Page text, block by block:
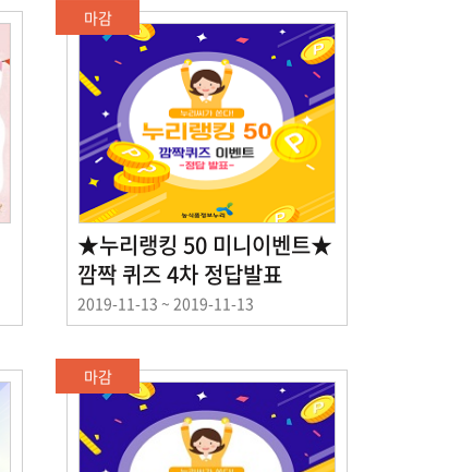
★누리랭킹 50 미니이벤트★
깜짝 퀴즈 4차 정답발표
이
벤
기
간
2019-11-13 ~ 2019-11-13
마감
마감